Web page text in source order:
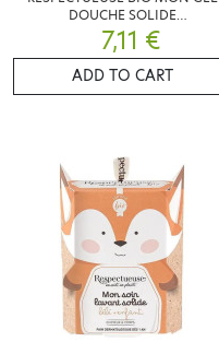
DOUCHE SOLIDE
HYPOALLERGENIQUE 75G
7,11 €
ADD TO CART